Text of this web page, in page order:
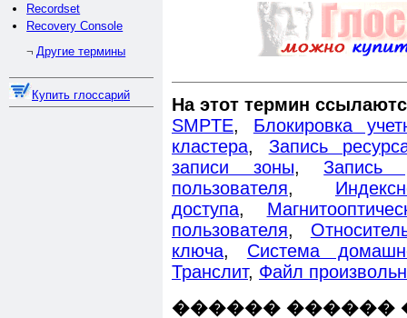
Recordset
Recovery Console
¬ Другие термины
Купить глоссарий
На этот термин
SMPTE, Блокировка
кластера, Запись
записи зоны,Запись
пользователя,
доступа,
пользователя,
ключа, Система
Транслит, Файл
������ ������